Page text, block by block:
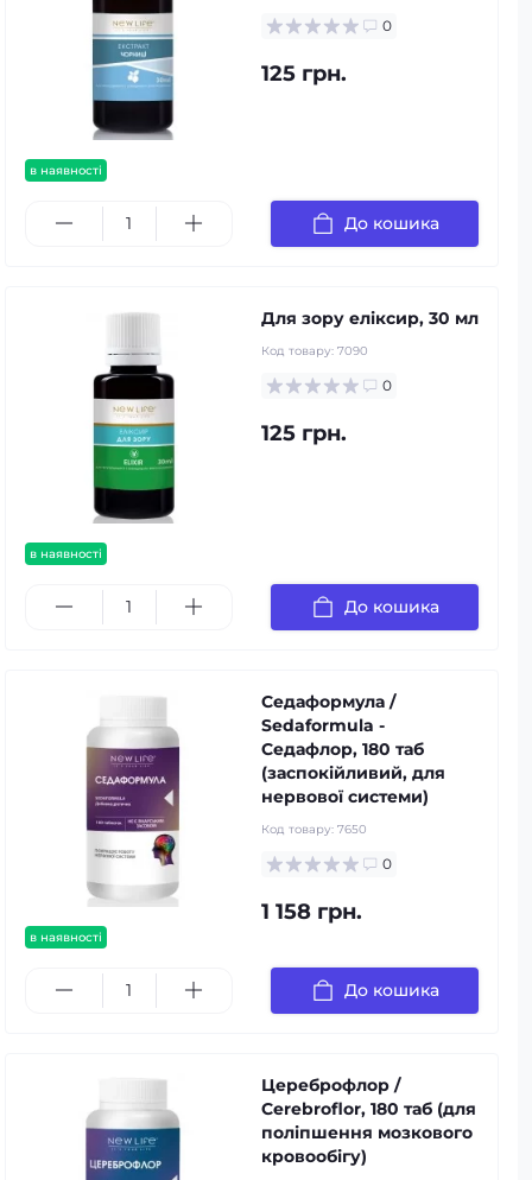
в наявності
0
125 грн.
До кошика
в наявності
Для зору еліксир, 30 мл
Код товару: 7090
0
125 грн.
До кошика
в наявності
Седаформула /
Sedaformula -
Седафлор, 180 таб
(заспокійливий, для
нервової системи)
Код товару: 7650
0
1 158 грн.
До кошика
Цереброфлор /
Cerebroflor, 180 таб (для
поліпшення мозкового
кровообігу)